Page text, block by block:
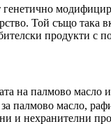
генетично
Той също така
продукти с
на палмово масло
палмово масло,
и нехранителни